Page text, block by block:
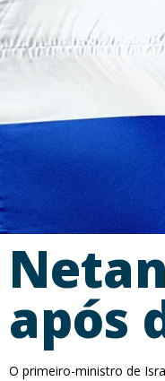
após
O primeiro-ministro de